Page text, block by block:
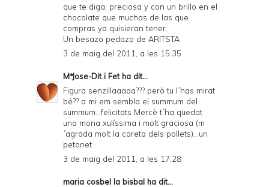
que te diga, preciosa y con un brillo en el
chocolate que muchas de las que
compras ya quisieran tener.
Un besazo pedazo de ARITSTA
3 de maig del 2011, a les 15:35
MªJose-Dit i Fetha dit...
Figura senzillaaaaa??? però tu l´has mirat
bé?? a mi em sembla el summum del
summum...felicitats Mercè t´ha quedat
una mona xulíssima i molt graciosa (m
´agrada molt la careta dels pollets)...un
petonet
3 de maig del 2011, a les 17:28
maria cosbel la bisbal ha dit...